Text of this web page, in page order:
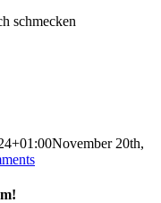
schmecken
November 20th,